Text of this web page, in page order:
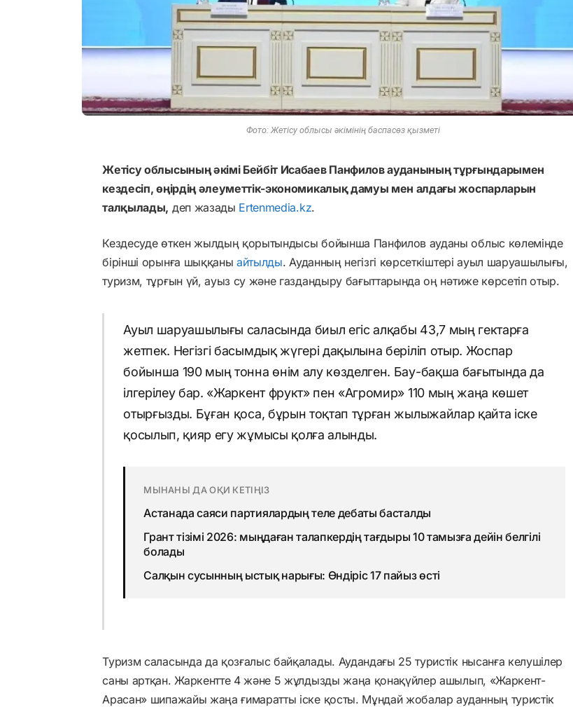
Фото: Жетісу облысы әкімінің баспасөз қызметі
Жетісу облысының әкімі Бейбіт Исабаев Панфилов ауданының тұрғындарымен
кездесіп, өңірдің әлеуметтік-экономикалық дамуы мен алдағы жоспарларын
талқылады, деп жазады Ertenmedia.kz.
Кездесуде өткен жылдың қорытындысы бойынша Панфилов ауданы облыс көлемінде
бірінші орынға шыққаныайтылды. Ауданның негізгі көрсеткіштері ауыл шаруашылығы,
туризм, тұрғын үй, ауыз су және газдандыру бағыттарында оң нәтиже көрсетіп отыр.
Ауыл шаруашылығы саласында биыл егіс алқабы 43,7 мың гектарға
жетпек. Негізгі басымдық жүгері дақылына беріліп отыр. Жоспар
бойынша 190 мың тонна өнім алу көзделген. Бау-бақша бағытында да
ілгерілеу бар. «Жаркент фрукт» пен «Агромир» 110 мың жаңа көшет
отырғызды. Бұған қоса, бұрын тоқтап тұрған жылыжайлар қайта іске
қосылып, қияр егу жұмысы қолға алынды.
МЫНАНЫ ДА ОҚИ КЕТІҢІЗ
Астанада саяси партиялардың теле дебаты басталды
Грант тізімі 2026: мыңдаған талапкердің тағдыры 10 тамызға дейін белгілі
болады
Салқын сусынның ыстық нарығы: Өндіріс 17 пайыз өсті
Туризм саласында да қозғалыс байқалады. Аудандағы 25 туристік нысанға келушілер
саны артқан. Жаркентте 4 және 5 жұлдызды жаңа қонақүйлер ашылып, «Жаркент-
Арасан» шипажайы жаңа ғимаратты іске қосты. Мұндай жобалар ауданның туристік